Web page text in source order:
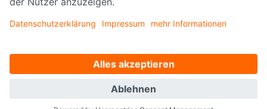
Kontakt Instagramfacebook
by